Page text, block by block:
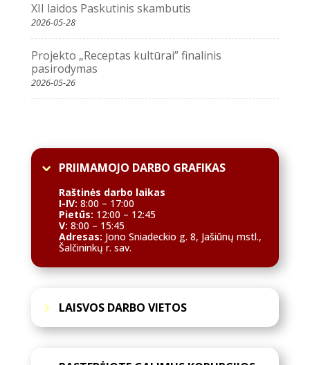
XII laidos Paskutinis skambutis
2026-05-28
Projekto „Receptas kultūrai” finalinis
pasirodymas
2026-05-26
PRIIMAMOJO DARBO GRAFIKAS
Raštinės darbo laikas
I-IV: 8:00 – 17:00
Pietūs: 12:00 – 12:45
V: 8:00 – 15:45
Adresas: Jono Sniadeckio g. 8, Jašiūnų mstl.,
Šalčininkų r. sav.
LAISVOS DARBO VIETOS